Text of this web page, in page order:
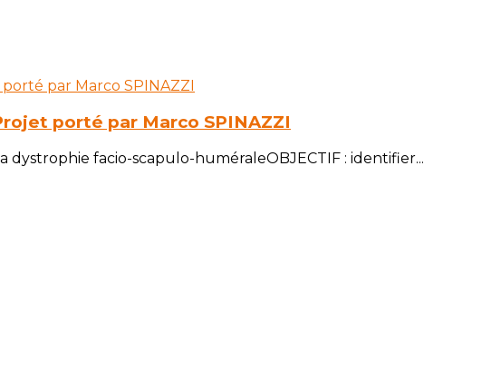
porté par Marco SPINAZZI
facio-scapulo-huméraleOBJECTIF : identifier...